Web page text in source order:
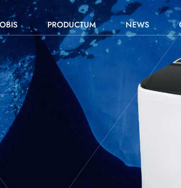
PRODUCTUM NEWS